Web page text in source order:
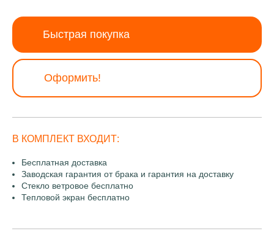
Быстрая покупка
Оформить!
В КОМПЛЕКТ ВХОДИТ:
Бесплатная доставка
Заводская гарантия от брака и гарантия на доставку
Стекло ветровое бесплатно
Тепловой экран бесплатно